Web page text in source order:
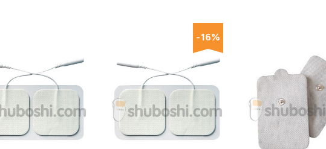
-16%